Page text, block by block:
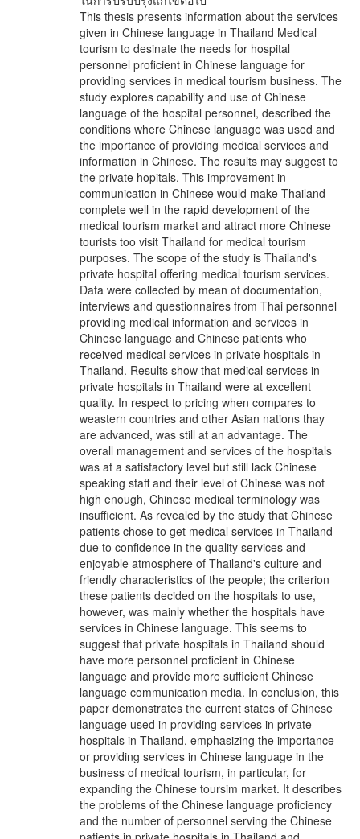
This thesis presents information about the services
given in Chinese language in Thailand Medical
tourism to desinate the needs for hospital
personnel proficient in Chinese language for
providing services in medical tourism business. The
study explores capability and use of Chinese
language of the hospital personnel, described the
conditions where Chinese language was used and
the importance of providing medical services and
information in Chinese. The results may suggest to
the private hopitals. This improvement in
communication in Chinese would make Thailand
complete well in the rapid development of the
medical tourism market and attract more Chinese
tourists too visit Thailand for medical tourism
purposes. The scope of the study is Thailand's
private hospital offering medical tourism services.
Data were collected by mean of documentation,
interviews and questionnaires from Thai personnel
providing medical information and services in
Chinese language and Chinese patients who
received medical services in private hospitals in
Thailand. Results show that medical services in
private hospitals in Thailand were at excellent
quality. In respect to pricing when compares to
weastern countries and other Asian nations thay
are advanced, was still at an advantage. The
overall management and services of the hospitals
was at a satisfactory level but still lack Chinese
speaking staff and their level of Chinese was not
high enough, Chinese medical terminology was
insufficient. As revealed by the study that Chinese
patients chose to get medical services in Thailand
due to confidence in the quality services and
enjoyable atmosphere of Thailand's culture and
friendly characteristics of the people; the criterion
these patients decided on the hospitals to use,
however, was mainly whether the hospitals have
services in Chinese language. This seems to
suggest that private hospitals in Thailand should
have more personnel proficient in Chinese
language and provide more sufficient Chinese
language communication media. In conclusion, this
paper demonstrates the current states of Chinese
language used in providing services in private
hospitals in Thailand, emphasizing the importance
or providing services in Chinese language in the
business of medical tourism, in particular, for
expanding the Chinese toursim market. It describes
the problems of the Chinese language proficiency
and the number of personnel serving the Chinese